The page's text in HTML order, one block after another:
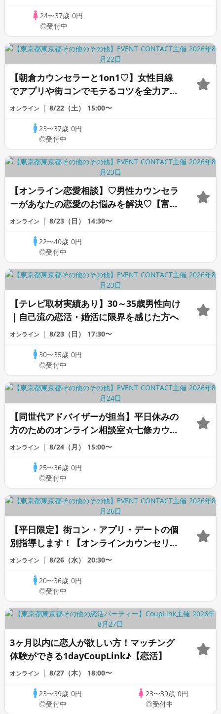
24〜37歳 0円
◎受付中
【朝倉カウンセラーと1on1♡】女性目線
でアプリや街コンでモテるコツを全力アド
バイス♡《オンライン恋愛カウンセリン
オンライン 8/22（土） 15:00〜
23〜37歳0円
◎受付中
【オンライン恋愛相談】♡男性カウンセラ
ーがあなたの恋愛のお悩みを解決♡【富沢
カウンセラー】
オンライン 8/23（日） 14:30〜
22〜40歳0円
◎受付中
【テレビ取材実績あり】30～35歳男性向け
｜自己流の恋活・婚活に限界を感じた方へ
オンライン 8/23（日） 17:30〜
30〜35歳0円
◎受付中
【同世代アドバイザーが担当】平日休みの
方のためのオンライン相談室☆七條カウン
セラー
オンライン 8/24（月） 15:00〜
25〜36歳0円
◎受付中
【平日限定】街コン・アプリ・デートの個
別指導します！【オンラインカウンセリン
グ】《芹沢カウンセラー》
オンライン 8/26（水） 20:30〜
20〜36歳0円
◎受付中
3ヶ月以内に恋人が欲しい方！マッチング
体験ができる1dayCoupLink♪【恋活】
オンライン 8/27（木） 18:00〜
23〜39歳0円
◎受付中
23〜39歳 0円
◎受付中